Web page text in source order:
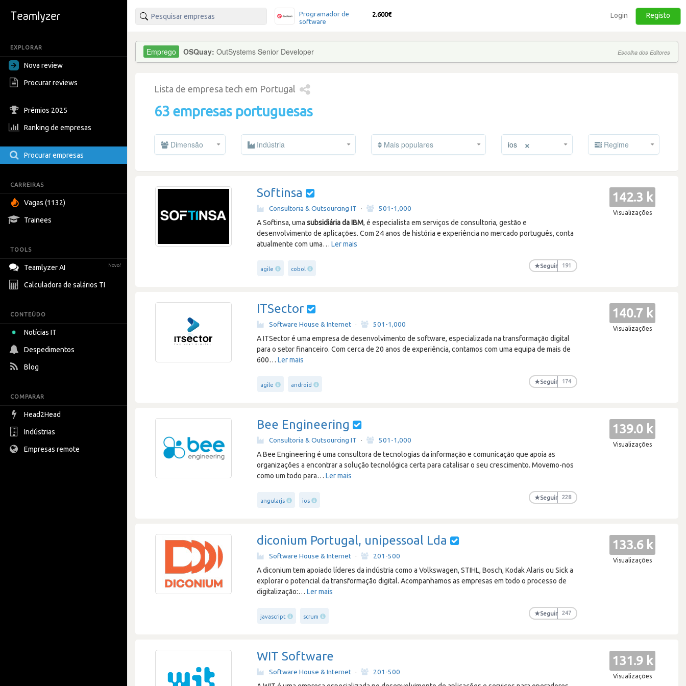
EXPLORAR
Nova review
Procurar reviews
Prémios 2025
Ranking de empresas
Procurar empresas
CARREIRAS
Vagas (1132)
Trainees
TOOLS
Teamlyzer AI Novo!
Calculadora de salários TI
CONTEÚDO
Notícias IT
Despedimentos
Blog
COMPARAR
Head2Head
Indústrias
Empresas remote
Programador de
software
2.600€ Login Registo
OSQuay: OutSystems Senior Developer Escolha dos Editores
Lista de empresa tech em Portugal
63 empresas portuguesas
Dimensão Indústria Mais populares ×
ios Regime
Softinsa
Consultoria & Outsourcing IT ·
501-1,000
A Softinsa, umasubsidiária da IBM, é especialista em serviços de consultoria, gestão e
desenvolvimento de aplicações. Com 24 anos de história e experiência no mercado português, conta
atualmente com uma…Ler mais
agile cobol
★Seguir 191
142.3 k
Visualizações
ITSector
Software House & Internet ·
501-1,000
A ITSector é uma empresa de desenvolvimento de software, especializada na transformação digital
para o setor financeiro. Com cerca de 20 anos de experiência, contamos com uma equipa de mais de
600…Ler mais
agile android
★Seguir 174
140.7 k
Visualizações
Bee Engineering
Consultoria & Outsourcing IT ·
501-1,000
A Bee Engineering é uma consultora de tecnologias da informação e comunicação que apoia as
organizações a encontrar a solução tecnológica certa para catalisar o seu crescimento. Movemo-nos
como um todo para…Ler mais
angularjs ios
★Seguir 228
139.0 k
Visualizações
diconium Portugal, unipessoal Lda
Software House & Internet ·
201-500
A diconium tem apoiado líderes da indústria como a Volkswagen, STIHL, Bosch, Kodak Alaris ou Sick a
explorar o potencial da transformação digital. Acompanhamos as empresas em todo o processo de
digitalização:…Ler mais
javascript scrum
★Seguir 247
133.6 k
Visualizações
WIT Software
Software House & Internet ·
201-500
131.9 k
Visualizações